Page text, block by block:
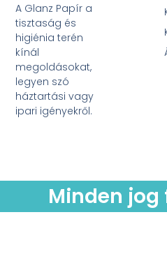
A Glanz Papír a
tisztaság és
higiénia terén
kínál
megoldásokat,
legyen szó
háztartási vagy
ipari igényekről.
Minden